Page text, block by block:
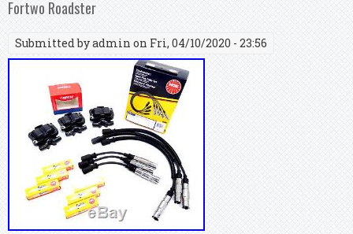
Fortwo Roadster
Submitted byadmin on Fri, 04/10/2020 - 23:56